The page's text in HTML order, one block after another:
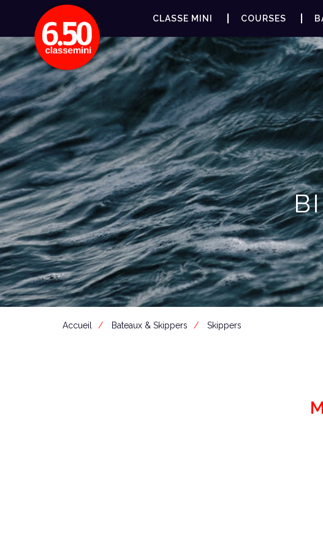
CLASSE MINI COURSES
Accueil
Bateaux & Skippers Skippers